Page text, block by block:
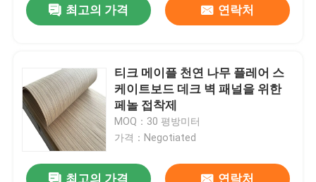
최고의 가격 연락처
티크 메이플 천연 나무 플레어 스
케이트보드 데크 벽 패널을 위한
페놀 접착제
MOQ：30 평방미터
가격：Negotiated
최고의 가격 연락처